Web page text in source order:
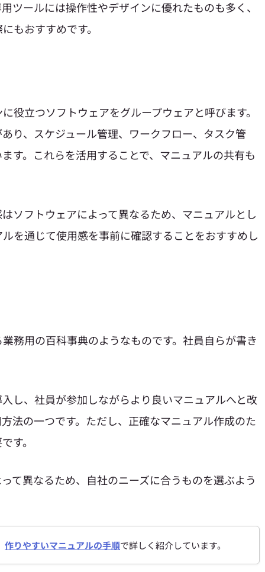
ツールには操作性やデザインに優れたものも多く、
もおすすめです。
役立つソフトウェアをグループウェアと呼びます。
り、スケジュール管理、ワークフロー、タスク管
す。これらを活用することで、マニュアルの共有も
ソフトウェアによって異なるため、マニュアルとし
を通じて使用感を事前に確認することをおすすめし
務用の百科事典のようなものです。社員自らが書き
し、社員が参加しながらより良いマニュアルへと改
法の一つです。ただし、正確なマニュアル作成のた
す。
て異なるため、自社のニーズに合うものを選ぶよう
作りやすいマニュアルの手順で詳しく紹介しています。